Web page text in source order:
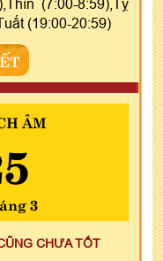
(7:00-8:59),Tỵ
(19:00-20:59)
ÂM
3
CHƯA TỐT